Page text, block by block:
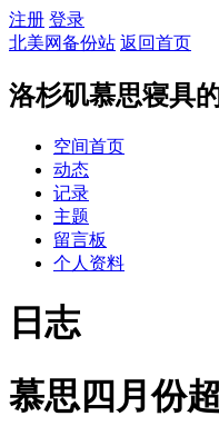
注册 登录
北美网备份站 返回首页
洛杉矶慕思寝具
空间首页
动态
记录
主题
留言板
个人资料
日志
慕思四月份